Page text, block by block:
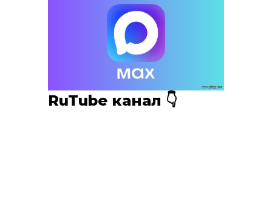
RuTube канал 👇